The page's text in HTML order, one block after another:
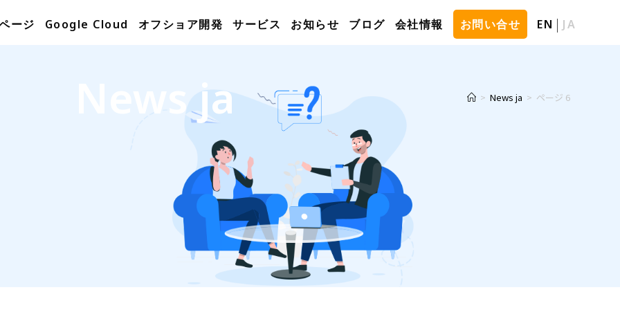
ージ Google Cloud オフショア開発 サービス お知らせ ブログ 会社情報 お問い合せ EN JA
News ja > News ja > ページ 6